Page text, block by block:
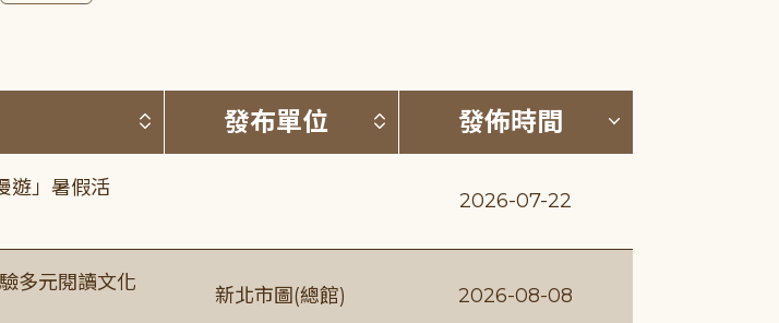
按標題排序 (升降冪)
發布單位 按發布單位排序 (升降冪)
發佈時間 按發佈時間
遊」暑假活
2026-07-22
多元閱讀文化
新北市圖(總館) 2026-08-08